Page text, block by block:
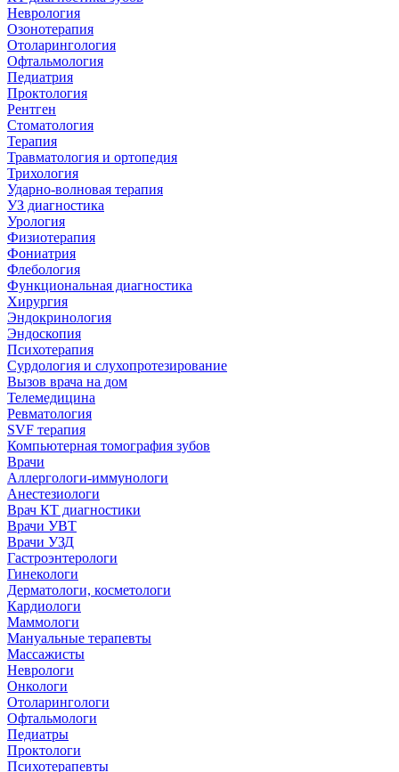
Неврология
Озонотерапия
Отоларингология
Офтальмология
Педиатрия
Проктология
Рентген
Стоматология
Терапия
Травматология и ортопедия
Трихология
Ударно-волновая терапия
УЗ диагностика
Урология
Физиотерапия
Фониатрия
Флебология
Функциональная диагностика
Хирургия
Эндокринология
Эндоскопия
Психотерапия
Сурдология и слухопротезирование
Вызов врача на дом
Телемедицина
Ревматология
SVF терапия
Компьютерная томография зубов
Врачи
Аллергологи-иммунологи
Анестезиологи
Врач КТ диагностики
Врачи УВТ
Врачи УЗД
Гастроэнтерологи
Гинекологи
Дерматологи, косметологи
Кардиологи
Маммологи
Мануальные терапевты
Массажисты
Неврологи
Онкологи
Отоларингологи
Офтальмологи
Педиатры
Проктологи
Психотерапевты